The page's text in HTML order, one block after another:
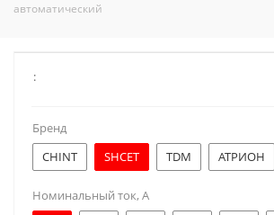
автоматический
:
Бренд
CHINT
SHCET TDM АТРИОН
Номинальный ток, А